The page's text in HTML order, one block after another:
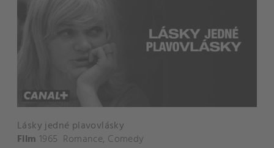
Lásky jedné plavovlásky
Film 1965 Romance, Comedy